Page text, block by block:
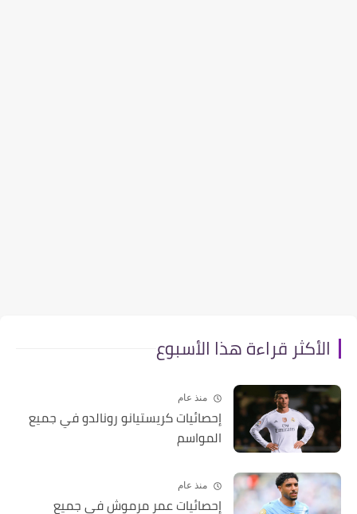
الأكثر قراءة هذا الأسبوع
منذ عام
إحصائيات كريستيانو رونالدو في جميع
المواسم
منذ عام
إحصائيات عمر مرموش في جميع